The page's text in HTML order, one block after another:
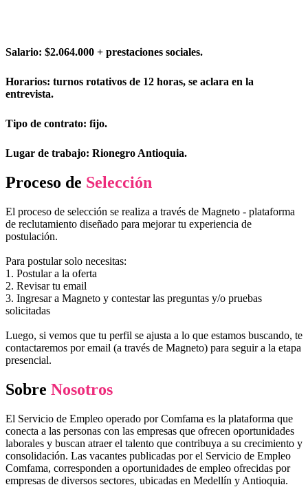
Salario: $2.064.000 + prestaciones sociales.
Horarios: turnos rotativos de 12 horas, se aclara en la
entrevista.
Tipo de contrato: fijo.
Lugar de trabajo: Rionegro Antioquia.
Proceso de Selección
El proceso de selección se realiza a través de Magneto - plataforma
de reclutamiento diseñado para mejorar tu experiencia de
postulación.
Para postular solo necesitas:
1. Postular a la oferta
2. Revisar tu email
3. Ingresar a Magneto y contestar las preguntas y/o pruebas
solicitadas
Luego, si vemos que tu perfil se ajusta a lo que estamos buscando, te
contactaremos por email (a través de Magneto) para seguir a la etapa
presencial.
Sobre Nosotros
El Servicio de Empleo operado por Comfama es la plataforma que
conecta a las personas con las empresas que ofrecen oportunidades
laborales y buscan atraer el talento que contribuya a su crecimiento y
consolidación. Las vacantes publicadas por el Servicio de Empleo
Comfama, corresponden a oportunidades de empleo ofrecidas por
empresas de diversos sectores, ubicadas en Medellín y Antioquia.